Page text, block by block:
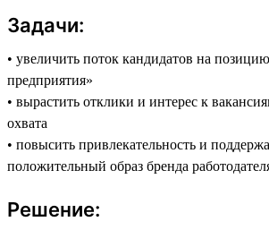
Задачи:
• увеличить поток кандидатов на
предприятия»
• вырастить отклики и интерес к
охвата
• повысить привлекательность и
положительный образ бренда
Решение: